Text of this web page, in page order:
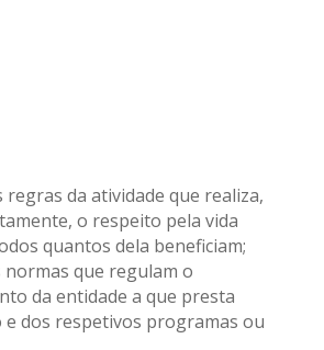
regras da atividade que realiza,
o respeito pela vida
quantos dela beneficiam;
normas que regulam o
da entidade a que presta
e dos respetivos programas ou